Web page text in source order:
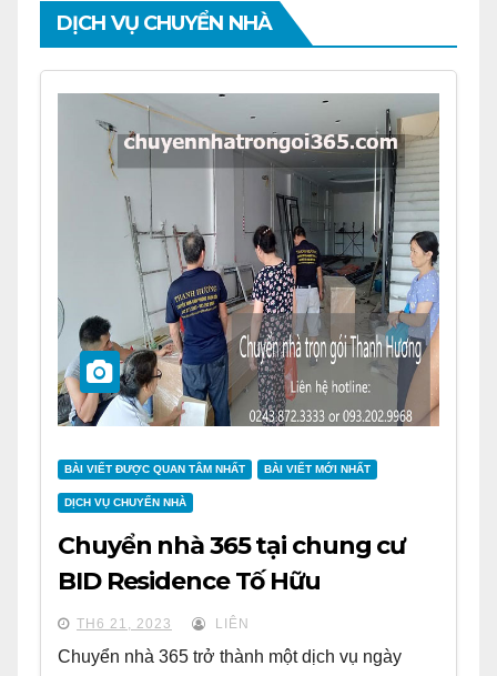
DỊCH VỤ CHUYỂN NHÀ
BÀI VIẾT ĐƯỢC QUAN TÂM NHẤT BÀI VIẾT MỚI NHẤT
DỊCH VỤ CHUYỂN NHÀ
Chuyển nhà 365 tại chung cư
BID Residence Tố Hữu
TH6 21, 2023 LIÊN
Chuyển nhà 365 trở thành một dịch vụ ngày